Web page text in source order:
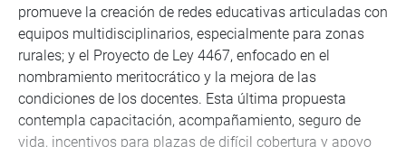
promueve la creación de redes educativas articuladas con
equipos multidisciplinarios, especialmente para zonas
rurales; y el Proyecto de Ley 4467, enfocado en el
nombramiento meritocrático y la mejora de las
condiciones de los docentes. Esta última propuesta
contempla capacitación, acompañamiento, seguro de
vida, incentivos para plazas de difícil cobertura y apoyo